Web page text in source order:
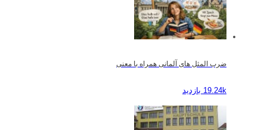
ضرب المثل های آلمانی همراه با معنی
19.24k بازدید